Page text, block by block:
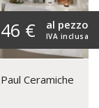
€ IVA inclusa
al pezzo
Ceramiche